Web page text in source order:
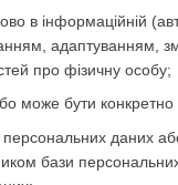
в інформаційній
про фізичну особу;
може бути конкретно
даних
бази